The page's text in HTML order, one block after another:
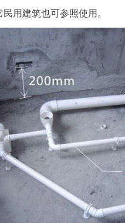
用建筑也可参照使用。